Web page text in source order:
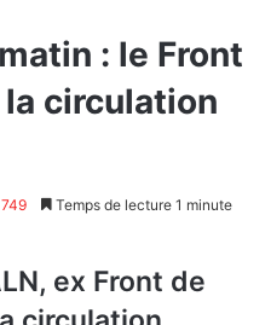
: le Front
circulation
749 Temps de lecture 1 minute
ex Front de